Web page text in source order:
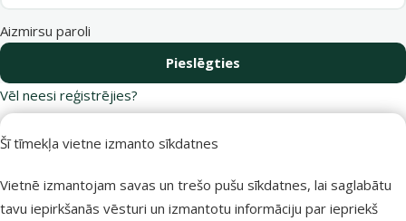
Šī tīmekļa vietne izmanto sīkdatnes
Vietnē izmantojam savas un trešo pušu sīkdatnes, lai saglabātu
tavu iepirkšanās vēsturi un izmantotu informāciju par iepriekš
Aizmirsu paroli
Pieslēgties
Vēl neesi reģistrējies?
saņem 10 % atlaidi pirmajam pirkumam.
Reģistrēties